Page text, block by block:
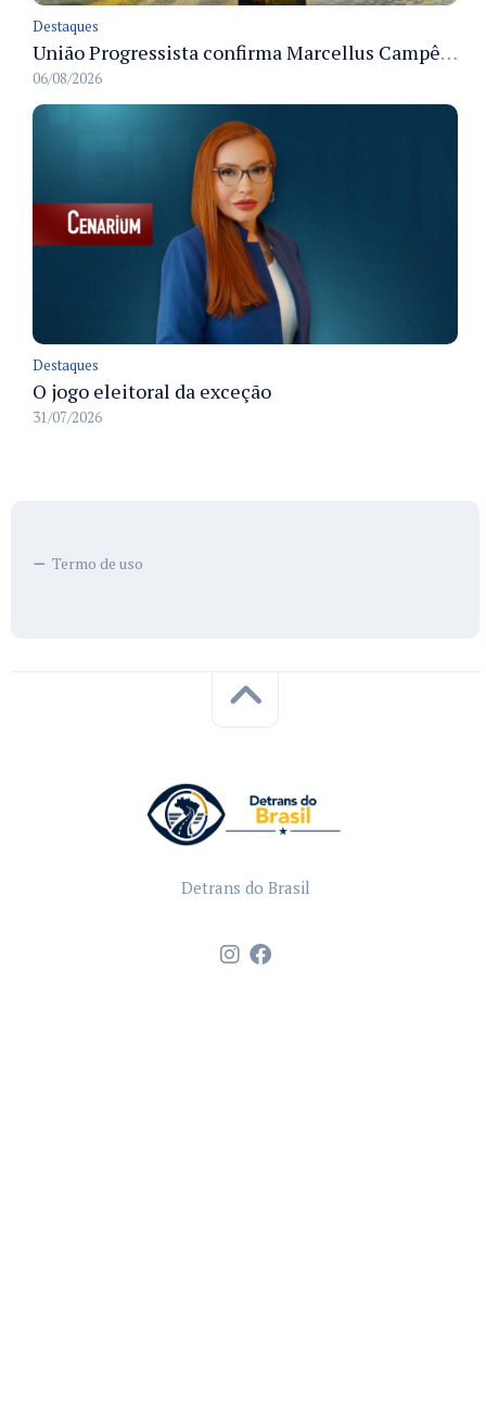
Destaques
União Progressista confirma Marcellus Campêlo como candidato a deputado estadual
06/08/2026
Destaques
O jogo eleitoral da exceção
31/07/2026
Termo de uso
Detrans do Brasil